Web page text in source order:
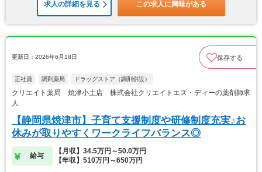
求人の詳細を見る この求人に興味がある
更新日：2026年6月18日 保存する
正社員 調剤薬局 ドラッグストア（調剤併設）
クリエイト薬局 焼津小土店 株式会社クリエイトエス・ディーの薬剤師求
人
【静岡県焼津市】子育て支援制度や研修制度充実♪お
休みが取りやすくワークライフバランス◎
給与
【月収】34.5万円～50.0万円
【年収】510万円～650万円